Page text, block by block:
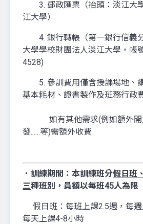
3. 郵政匯票（抬頭：淡江大
江大學）
4. 銀行轉帳（第一銀行信義
大學學校財團法人淡江大學，帳
4528)
5. 參訓費用僅含授課場地、講
基本耗材、證書製作及班
如有其他需求(例如額外開
發......等)需額外收費
．訓練期間： 本訓練班分假日班
三種班別，員額以每班45人為限
假日班：每班上課2.5週，每週
每天上課4-8小時